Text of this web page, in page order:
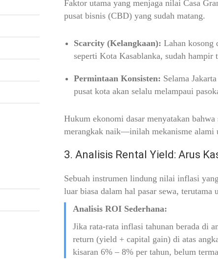
Faktor utama yang menjaga nilai Casa
pusat bisnis (CBD) yang sudah matang.
Scarcity (Kelangkaan): Lahan kosong
seperti Kota Kasablanka, sudah hampir
Permintaan Konsisten: Selama
pusat kota akan selalu melampaui
Hukum ekonomi dasar menyatakan
merangkak naik—inilah mekanisme alami
3. Analisis Rental Yield: Arus
Sebuah instrumen lindung nilai inflasi
luar biasa dalam hal pasar sewa, terutama
Analisis ROI Sederhana:
Jika rata-rata inflasi tahunan berada di
return (yield + capital gain) di atas
kisaran 6% – 8%per tahun, belum